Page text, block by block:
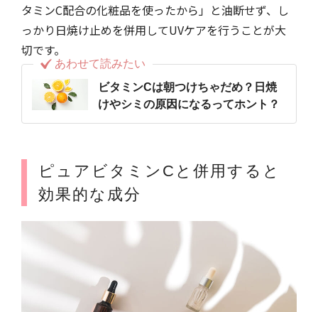
タミンC配合の化粧品を使ったから」と油断せず、し
っかり日焼け止めを併用してUVケアを行うことが大
切です。
あわせて読みたい
ビタミンCは朝つけちゃだめ？日焼
けやシミの原因になるってホント？
ピュアビタミンCと併用すると
効果的な成分